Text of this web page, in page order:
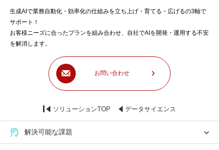
生成AIで業務自動化・効率化の仕組みを立ち上げ・育てる・広げるの3軸で
サポート！
お客様ニーズに合ったプランを組み合わせ、自社でAIを開発・運用する不安
を解消します。
お問い合わせ
ソリューションTOP データサイエンス
解決可能な課題